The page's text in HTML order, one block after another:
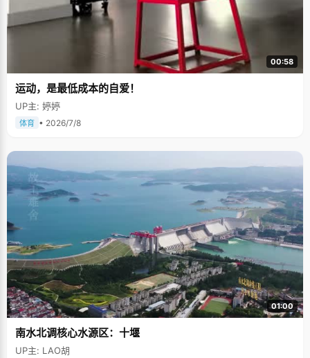
00:58
运动，是最低成本的自爱！
UP主: 婷婷
体育 • 2026/7/8
01:00
南水北调核心水源区：十堰
UP主: LAO胡